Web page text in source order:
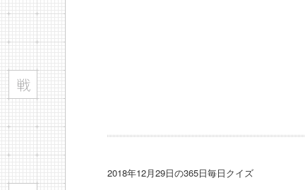
2018年12月29日の365日毎日クイズ